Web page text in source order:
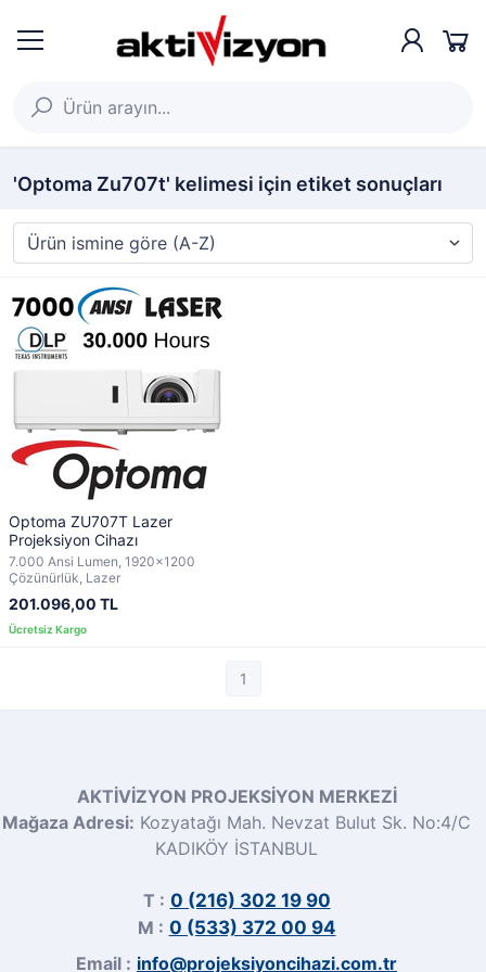
'Optoma Zu707t' kelimesi için etiket sonuçları
Optoma ZU707T Lazer
Projeksiyon Cihazı
7.000 Ansi Lumen, 1920x1200
Çözünürlük, Lazer
201.096,00 TL
1
AKTİVİZYON PROJEKSİYON MERKEZİ
Mağaza Adresi: Kozyatağı Mah. Nevzat Bulut Sk. No:4/C
KADIKÖY İSTANBUL
T : 0 (216) 302 19 90
M : 0 (533) 372 00 94
Email : info@projeksiyoncihazi.com.tr